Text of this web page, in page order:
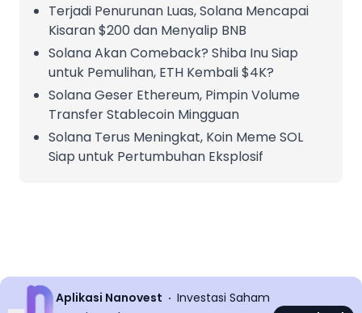
Terjadi Penurunan Luas, Solana Mencapai
Kisaran $200 dan Menyalip BNB
Solana Akan Comeback? Shiba Inu Siap
untuk Pemulihan, ETH Kembali $4K?
Solana Geser Ethereum, Pimpin Volume
Transfer Stablecoin Mingguan
Solana Terus Meningkat, Koin Meme SOL
Siap untuk Pertumbuhan Eksplosif
Aplikasi Nanovest
Investasi Saham